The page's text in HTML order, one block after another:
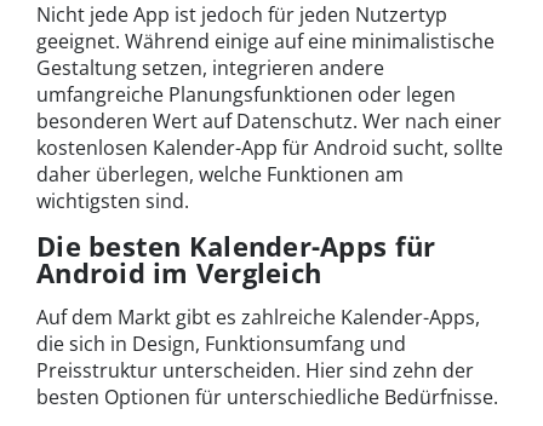
Nicht jede App ist jedoch für jeden Nutzertyp
geeignet. Während einige auf eine minimalistische
Gestaltung setzen, integrieren andere
umfangreiche Planungsfunktionen oder legen
besonderen Wert auf Datenschutz. Wer nach einer
kostenlosen Kalender-App für Android sucht, sollte
daher überlegen, welche Funktionen am
wichtigsten sind.
Die besten Kalender-Apps für
Android im Vergleich
Auf dem Markt gibt es zahlreiche Kalender-Apps,
die sich in Design, Funktionsumfang und
Preisstruktur unterscheiden. Hier sind zehn der
besten Optionen für unterschiedliche Bedürfnisse.